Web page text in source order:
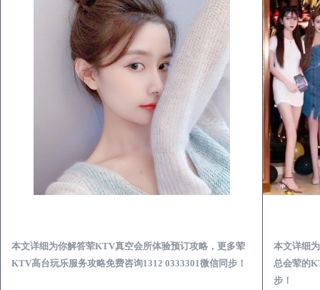
本文详细为你解答荤KTV真空会所体验预订攻略，更多荤
KTV高台玩乐服务攻略免费咨询1312 0333301微信同步！
本文详细
总会荤的
步！